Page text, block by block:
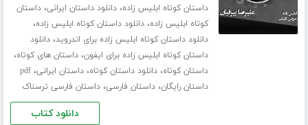
داستان کوتاه ابلیس زاده،دانلود داستان ایرانی،داستان
کوتاه ابلیس زاده،دانلود داستان کوتاه ابلیس زاده،
دانلود داستان کوتاه ابلیس زاده برای اندروید،دانلود
داستان کوتاه ابلیس زاده برای ایفون،داستان های کوتاه،
داستان کوتاه،دانلود داستان کوتاه،داستان ایرانی،pdf
داستان رایگان،داستان فارسی،داستان فارسی ترسناک
دانلود کتاب